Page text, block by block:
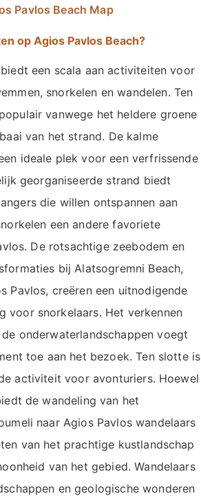
Pavlos Beach Map
op Agios Pavlos Beach?
een scala aan activiteiten voor
snorkelen en wandelen. Ten
vanwege het heldere groene
van het strand. De kalme
ideale plek voor een verfrissende
georganiseerde strand biedt
die willen ontspannen aan
een andere favoriete
De rotsachtige zeebodem en
bij Alatsogremni Beach,
Pavlos, creëren een uitnodigende
voor snorkelaars. Het verkennen
onderwaterlandschappen voegt
toe aan het bezoek. Ten slotte is
activiteit voor avonturiers. Hoewel
de wandeling van het
naar Agios Pavlos wandelaars
van het prachtige kustlandschap
van het gebied. Wandelaars
en geologische wonderen